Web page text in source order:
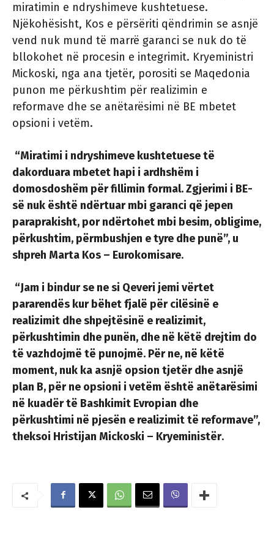
miratimin e ndryshimeve kushtetuese.
Njëkohësisht, Kos e përsëriti qëndrimin se asnjë
vend nuk mund të marrë garanci se nuk do të
bllokohet në procesin e integrimit. Kryeministri
Mickoski, nga ana tjetër, porositi se Maqedonia
punon me përkushtim për realizimin e
reformave dhe se anëtarësimi në BE mbetet
opsioni i vetëm.
“Miratimi i ndryshimeve kushtetuese të
dakorduara mbetet hapi i ardhshëm i
domosdoshëm për fillimin formal. Zgjerimi i BE-
së nuk është ndërtuar mbi garanci që jepen
paraprakisht, por ndërtohet mbi besim, obligime,
përkushtim, përmbushjen e tyre dhe punë”, u
shpreh Marta Kos – Eurokomisare.
“Jam i bindur se ne si Qeveri jemi vërtet
pararendës kur bëhet fjalë për cilësinë e
realizimit dhe shpejtësinë e realizimit,
përkushtimin dhe punën, dhe në këtë drejtim do
të vazhdojmë të punojmë. Për ne, në këtë
moment, nuk ka asnjë opsion tjetër dhe asnjë
plan B, për ne opsioni i vetëm është anëtarësimi
në kuadër të Bashkimit Evropian dhe
përkushtimi në pjesën e realizimit të reformave”,
theksoi Hristijan Mickoski – Kryeministër.